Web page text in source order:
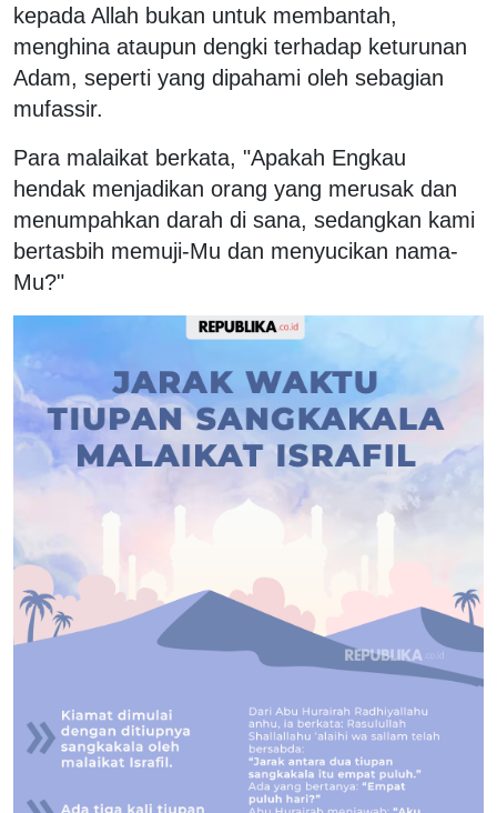
kepada Allah bukan untuk membantah,
menghina ataupun dengki terhadap keturunan
Adam, seperti yang dipahami oleh sebagian
mufassir.
Para malaikat berkata, "Apakah Engkau
hendak menjadikan orang yang merusak dan
menumpahkan darah di sana, sedangkan kami
bertasbih memuji-Mu dan menyucikan nama-
Mu?"